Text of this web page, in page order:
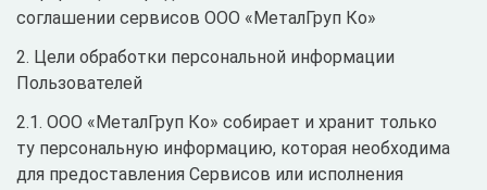
соглашении сервисов ООО «МеталГруп Ко»
2. Цели обработки персональной информации
Пользователей
2.1. ООО «МеталГруп Ко» собирает и хранит только
ту персональную информацию, которая необходима
для предоставления Сервисов или исполнения